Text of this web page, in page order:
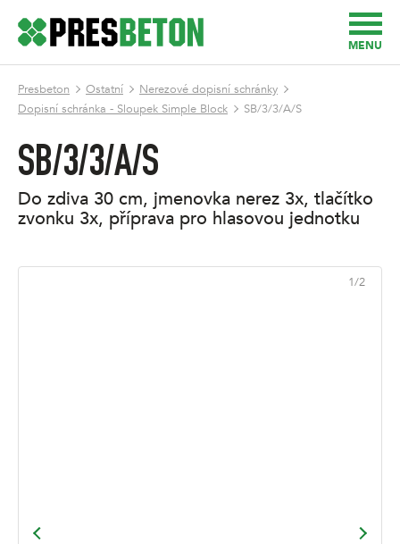
MENU
Presbeton Ostatní
Nerezové dopisní schránky
Dopisní schránka - Sloupek Simple Block
SB/3/3/A/S
1/2
SB/3/3/A/S
do zdiva 30 cm, jmenovka nerez 3x, tlačítko
zvonku 3x, příprava pro hlasovou jednotku